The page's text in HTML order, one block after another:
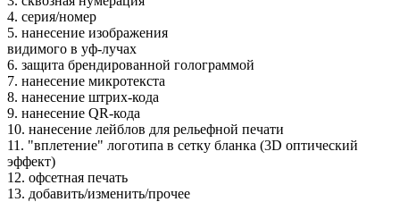
4. серия/номер
5. нанесение изображения
видимого в уф-лучах
6. защита брендированной голограммой
7. нанесение микротекста
8. нанесение штрих-кода
9. нанесение QR-кода
10. нанесение лейблов для рельефной печати
11. "вплетение" логотипа в сетку бланка (3D оптический
эффект)
12. офсетная печать
13. добавить/изменить/прочее